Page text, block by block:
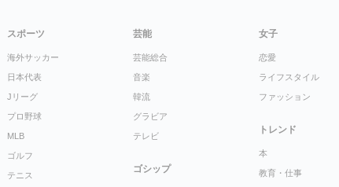
スポーツ
海外サッカー
日本代表
Jリーグ
プロ野球
MLB
ゴルフ
テニス
芸能
芸能総合
音楽
韓流
グラビア
テレビ
ゴシップ
女子
恋愛
ライフスタイル
ファッション
トレンド
本
教育・仕事